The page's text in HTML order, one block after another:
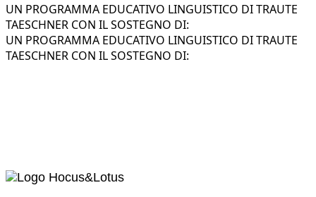
UN PROGRAMMA EDUCATIVO LINGUISTICO DI TRAUTE
TAESCHNER CON IL SOSTEGNO DI:
UN PROGRAMMA EDUCATIVO LINGUISTICO DI TRAUTE
TAESCHNER CON IL SOSTEGNO DI: